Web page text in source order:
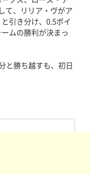
て、リリア・ヴがア
引き分け、0.5ポイ
ムの勝利が決まっ
と勝ち越すも、初日